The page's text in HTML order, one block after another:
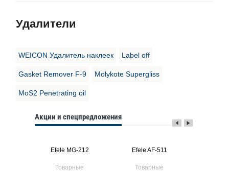
Удалители
WEICON Удалитель наклеек Label off
Gasket Remover F-9 Molykote Supergliss
MoS2 Penetrating oil
Акции и спецпредложения
Efele MG-212
Товарные
Efele AF-511
Товарные